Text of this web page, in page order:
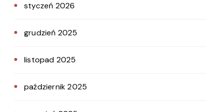
styczeń 2026
grudzień 2025
listopad 2025
październik 2025